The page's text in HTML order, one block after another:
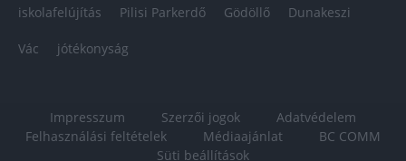
iskolafelújítás Pilisi Parkerdő Gödöllő Dunakeszi
Vác jótékonyság
Impresszum Szerzői jogok
Adatvédelem
Felhasználási feltételek
Médiaajánlat
BC COMM
Süti beállítások